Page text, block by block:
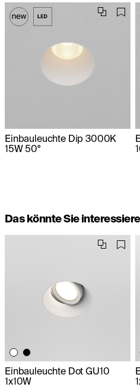
Einbauleuchte Dip 3000K
15W 50°
Das könnte Sie
Einbauleuchte Dot GU10
1x10W